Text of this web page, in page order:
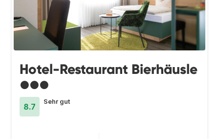
Hotel-Restaurant Bierhäusle
●●●
8.7
Sehr gut